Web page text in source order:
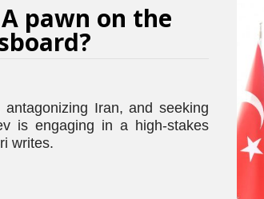
pawn on the
Iran, and seeking
is engaging in a high-stakes
writes.